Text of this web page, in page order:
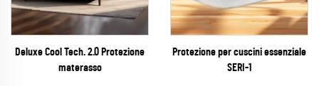
Deluxe Cool Tech. 2.0 Protezione
materasso
Protezione per cuscini essenziale
SERI-1